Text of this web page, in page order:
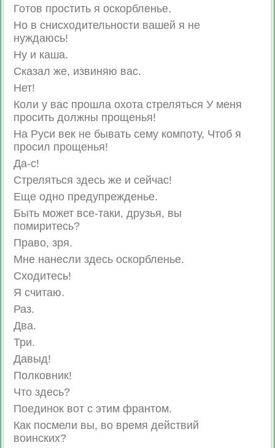
Готов простить я оскорбленье.
Но в снисходительности вашей я не
нуждаюсь!
Ну и каша.
Сказал же, извиняю вас.
Нет!
Коли у вас прошла охота стреляться У меня
просить должны прощенья!
На Руси век не бывать сему компоту, Чтоб я
просил прощенья!
Да-с!
Стреляться здесь же и сейчас!
Еще одно предупрежденье.
Быть может все-таки, друзья, вы
помиритесь?
Право, зря.
Мне нанесли здесь оскорбленье.
Сходитесь!
Я считаю.
Раз.
Два.
Три.
Давыд!
Полковник!
Что здесь?
Поединок вот с этим франтом.
Как посмели вы, во время действий
воинских?